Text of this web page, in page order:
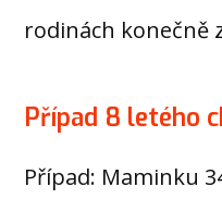
rodinách konečně
Případ 8 letého
Případ: Maminku